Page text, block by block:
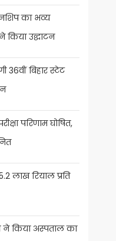
का भव्य
किया उद्घाटन
36वीं बिहार स्टेट
परिणाम घोषित,
लाख रियाल प्रति
ने किया अस्पताल का